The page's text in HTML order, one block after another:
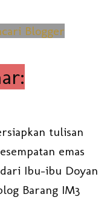
Blogger
tulisan
emas
Ibu-ibu Doyan
Barang IM3